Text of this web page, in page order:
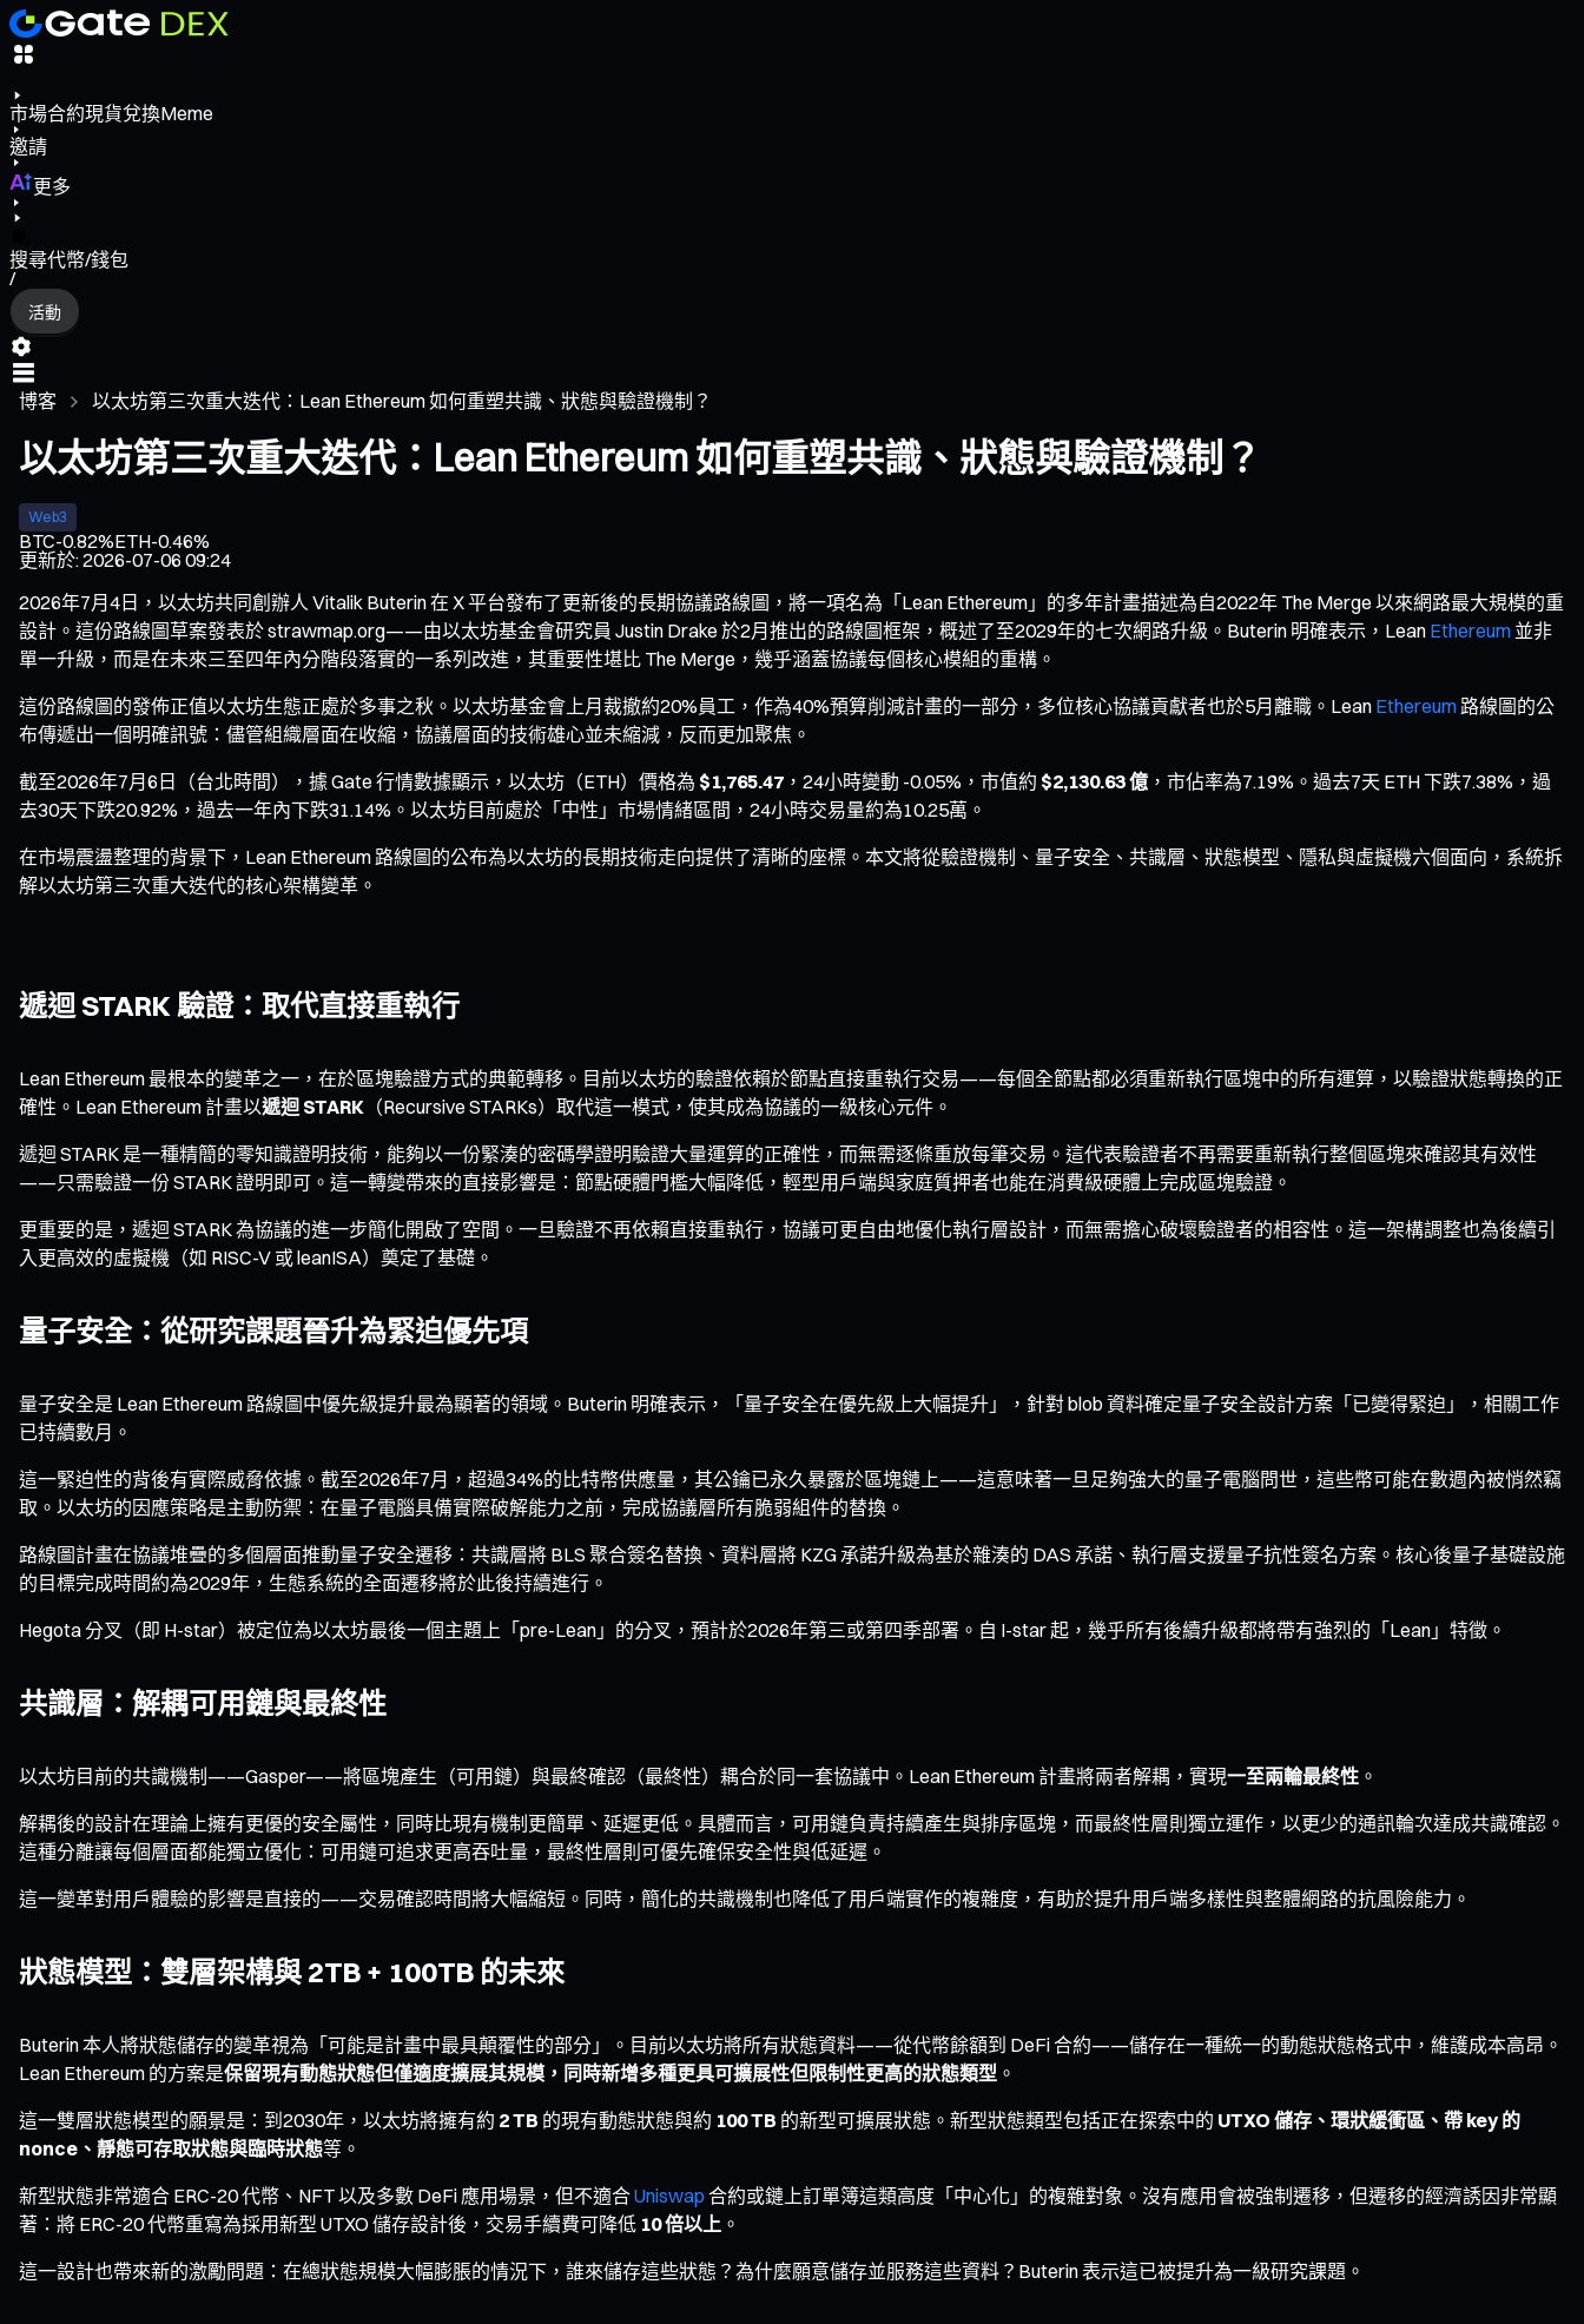
市場合約現貨兌換Meme
邀請
更多
搜尋代幣/錢包
/
活動
博客 以太坊第三次重大迭代：Lean Ethereum 如何重塑共識、狀態與驗證機制？
以太坊第三次重大迭代：Lean Ethereum 如何重塑共識、狀態與驗證機制？
Web3
BTC-0.82%ETH-0.46%
更新於:2026-07-06 09:24
2026年7月4日，以太坊共同創辦人 Vitalik Buterin 在 X 平台發布了更新後的長期協議路線圖，將一項名為「Lean Ethereum」的多年計畫描述為自2022年 The Merge 以來網路最大規模的重
設計。這份路線圖草案發表於 strawmap.org——由以太坊基金會研究員 Justin Drake 於2月推出的路線圖框架，概述了至2029年的七次網路升級。Buterin 明確表示，Lean Ethereum 並非
單一升級，而是在未來三至四年內分階段落實的一系列改進，其重要性堪比 The Merge，幾乎涵蓋協議每個核心模組的重構。
這份路線圖的發佈正值以太坊生態正處於多事之秋。以太坊基金會上月裁撤約20%員工，作為40%預算削減計畫的一部分，多位核心協議貢獻者也於5月離職。Lean Ethereum 路線圖的公
布傳遞出一個明確訊號：儘管組織層面在收縮，協議層面的技術雄心並未縮減，反而更加聚焦。
截至2026年7月6日（台北時間），據 Gate 行情數據顯示，以太坊（ETH）價格為 $1,765.47 ，24小時變動 -0.05%，市值約 $2,130.63 億 ，市佔率為7.19%。過去7天 ETH 下跌7.38%，過
去30天下跌20.92%，過去一年內下跌31.14%。以太坊目前處於「中性」市場情緒區間，24小時交易量約為10.25萬。
在市場震盪整理的背景下，Lean Ethereum 路線圖的公布為以太坊的長期技術走向提供了清晰的座標。本文將從驗證機制、量子安全、共識層、狀態模型、隱私與虛擬機六個面向，系統拆
解以太坊第三次重大迭代的核心架構變革。
遞迴 STARK 驗證：取代直接重執行
Lean Ethereum 最根本的變革之一，在於區塊驗證方式的典範轉移。目前以太坊的驗證依賴於節點直接重執行交易——每個全節點都必須重新執行區塊中的所有運算，以驗證狀態轉換的正
確性。Lean Ethereum 計畫以遞迴 STARK （Recursive STARKs）取代這一模式，使其成為協議的一級核心元件。
遞迴 STARK 是一種精簡的零知識證明技術，能夠以一份緊湊的密碼學證明驗證大量運算的正確性，而無需逐條重放每筆交易。這代表驗證者不再需要重新執行整個區塊來確認其有效性
——只需驗證一份 STARK 證明即可。這一轉變帶來的直接影響是：節點硬體門檻大幅降低，輕型用戶端與家庭質押者也能在消費級硬體上完成區塊驗證。
更重要的是，遞迴 STARK 為協議的進一步簡化開啟了空間。一旦驗證不再依賴直接重執行，協議可更自由地優化執行層設計，而無需擔心破壞驗證者的相容性。這一架構調整也為後續引
入更高效的虛擬機（如 RISC-V 或 leanISA）奠定了基礎。
量子安全：從研究課題晉升為緊迫優先項
量子安全是 Lean Ethereum 路線圖中優先級提升最為顯著的領域。Buterin 明確表示，「量子安全在優先級上大幅提升」，針對 blob 資料確定量子安全設計方案「已變得緊迫」，相關工作
已持續數月。
這一緊迫性的背後有實際威脅依據。截至2026年7月，超過34%的比特幣供應量，其公鑰已永久暴露於區塊鏈上——這意味著一旦足夠強大的量子電腦問世，這些幣可能在數週內被悄然竊
取。以太坊的因應策略是主動防禦：在量子電腦具備實際破解能力之前，完成協議層所有脆弱組件的替換。
路線圖計畫在協議堆疊的多個層面推動量子安全遷移：共識層將 BLS 聚合簽名替換、資料層將 KZG 承諾升級為基於雜湊的 DAS 承諾、執行層支援量子抗性簽名方案。核心後量子基礎設施
的目標完成時間約為2029年，生態系統的全面遷移將於此後持續進行。
Hegota 分叉（即 H-star）被定位為以太坊最後一個主題上「pre-Lean」的分叉，預計於2026年第三或第四季部署。自 I-star 起，幾乎所有後續升級都將帶有強烈的「Lean」特徵。
共識層：解耦可用鏈與最終性
以太坊目前的共識機制——Gasper——將區塊產生（可用鏈）與最終確認（最終性）耦合於同一套協議中。Lean Ethereum 計畫將兩者解耦，實現一至兩輪最終性 。
解耦後的設計在理論上擁有更優的安全屬性，同時比現有機制更簡單、延遲更低。具體而言，可用鏈負責持續產生與排序區塊，而最終性層則獨立運作，以更少的通訊輪次達成共識確認。
這種分離讓每個層面都能獨立優化：可用鏈可追求更高吞吐量，最終性層則可優先確保安全性與低延遲。
這一變革對用戶體驗的影響是直接的——交易確認時間將大幅縮短。同時，簡化的共識機制也降低了用戶端實作的複雜度，有助於提升用戶端多樣性與整體網路的抗風險能力。
狀態模型：雙層架構與 2TB + 100TB 的未來
Buterin 本人將狀態儲存的變革視為「可能是計畫中最具顛覆性的部分」。目前以太坊將所有狀態資料——從代幣餘額到 DeFi 合約——儲存在一種統一的動態狀態格式中，維護成本高昂。
Lean Ethereum 的方案是保留現有動態狀態但僅適度擴展其規模，同時新增多種更具可擴展性但限制性更高的狀態類型 。
這一雙層狀態模型的願景是：到2030年，以太坊將擁有約 2 TB 的現有動態狀態與約 100 TB 的新型可擴展狀態。新型狀態類型包括正在探索中的 UTXO 儲存、環狀緩衝區、帶 key 的
nonce、靜態可存取狀態與臨時狀態等。
新型狀態非常適合 ERC-20 代幣、NFT 以及多數 DeFi 應用場景，但不適合Uniswap 合約或鏈上訂單簿這類高度「中心化」的複雜對象。沒有應用會被強制遷移，但遷移的經濟誘因非常顯
著：將 ERC-20 代幣重寫為採用新型 UTXO 儲存設計後，交易手續費可降低 10 倍以上 。
這一設計也帶來新的激勵問題：在總狀態規模大幅膨脹的情況下，誰來儲存這些狀態？為什麼願意儲存並服務這些資料？Buterin 表示這已被提升為一級研究課題。